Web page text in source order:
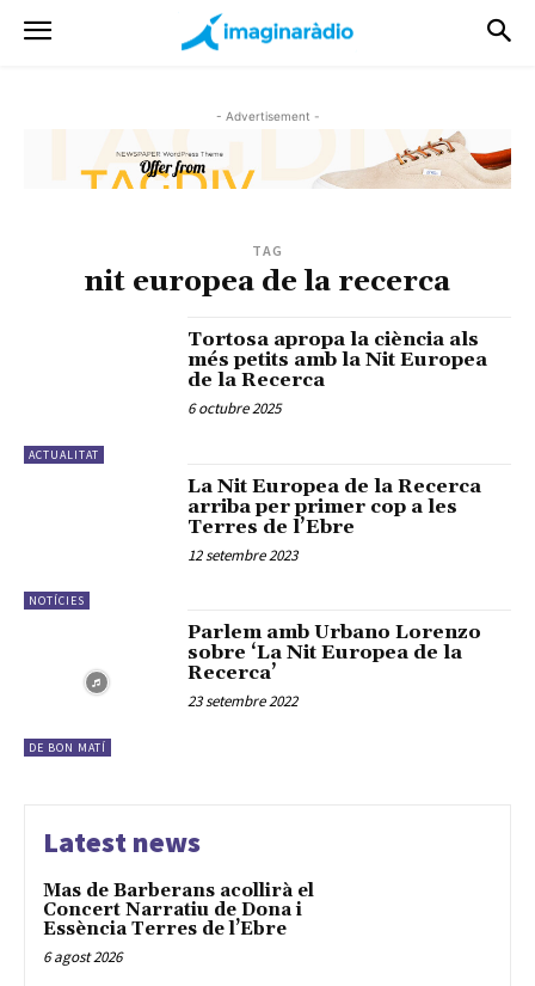
- Advertisement -
TAG
nit europea de la recerca
ACTUALITAT
Tortosa apropa la ciència als
més petits amb la Nit Europea
de la Recerca
6 octubre 2025
NOTÍCIES
La Nit Europea de la Recerca
arriba per primer cop a les
Terres de l’Ebre
12 setembre 2023
DE BON MATÍ
Parlem amb Urbano Lorenzo
sobre ‘La Nit Europea de la
Recerca’
23 setembre 2022
Latest news
Mas de Barberans acollirà el
Concert Narratiu de Dona i
Essència Terres de l’Ebre
6 agost 2026